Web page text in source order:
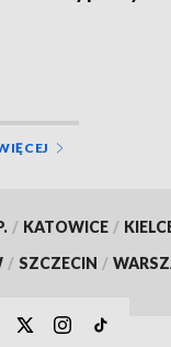
/ KATOWICE /
/ SZCZECIN /